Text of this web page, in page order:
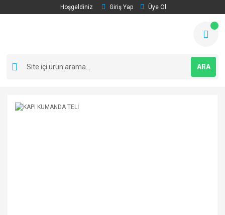
Hoşgeldiniz Giriş Yap Üye Ol
ARA